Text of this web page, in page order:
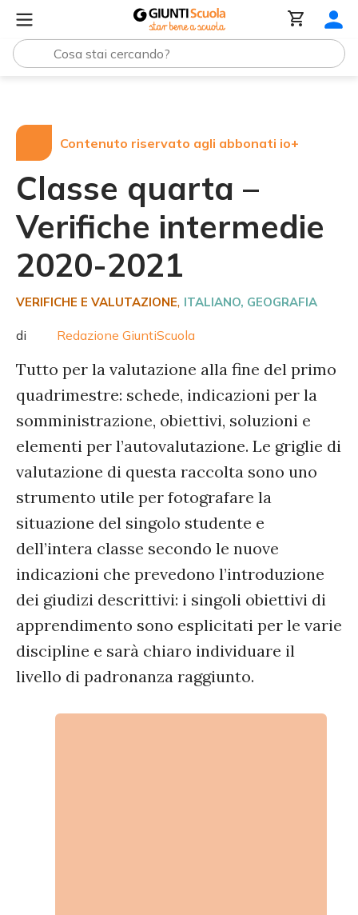
Contenuto riservato agli abbonati io+
Classe quarta –
Verifiche intermedie
2020-2021
VERIFICHE E VALUTAZIONE, ITALIANO, GEOGRAFIA
di Redazione GiuntiScuola
Tutto per la valutazione alla fine del primo
quadrimestre: schede, indicazioni per la
somministrazione, obiettivi, soluzioni e
elementi per l’autovalutazione. Le griglie di
valutazione di questa raccolta sono uno
strumento utile per fotografare la
situazione del singolo studente e
dell’intera classe secondo le nuove
indicazioni che prevedono l’introduzione
dei giudizi descrittivi: i singoli obiettivi di
apprendimento sono esplicitati per le varie
discipline e sarà chiaro individuare il
livello di padronanza raggiunto.